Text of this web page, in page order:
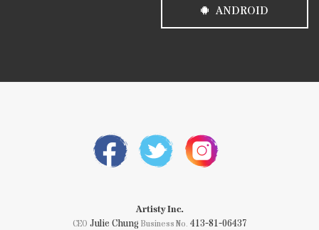
ANDROID
Artisty Inc.
CEO Julie Chung Business No. 413-81-06437